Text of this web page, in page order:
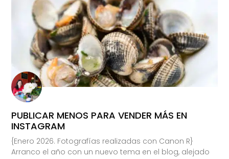
PUBLICAR MENOS PARA VENDER MÁS EN
INSTAGRAM
{Enero 2026. Fotografías realizadas con Canon R}
Arranco el año con un nuevo tema en el blog, alejado